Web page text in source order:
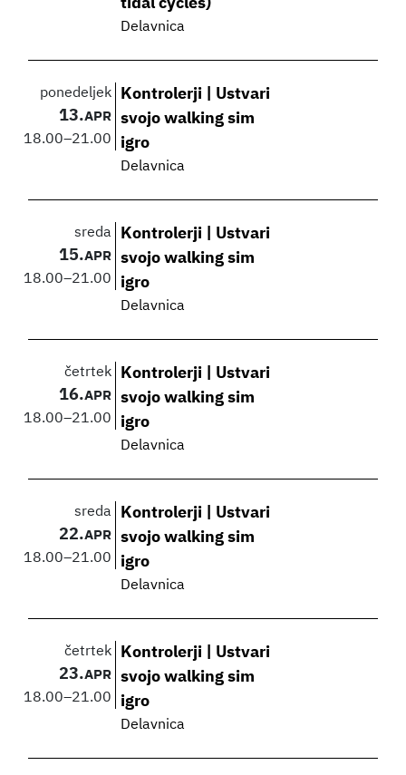
tidal cycles)
Delavnica
ponedeljek
13.APR
18.00–21.00
Kontrolerji | Ustvari
svojo walking sim
igro
Delavnica
sreda
15.APR
18.00–21.00
Kontrolerji | Ustvari
svojo walking sim
igro
Delavnica
četrtek
16.APR
18.00–21.00
Kontrolerji | Ustvari
svojo walking sim
igro
Delavnica
sreda
22.APR
18.00–21.00
Kontrolerji | Ustvari
svojo walking sim
igro
Delavnica
četrtek
23.APR
18.00–21.00
Kontrolerji | Ustvari
svojo walking sim
igro
Delavnica